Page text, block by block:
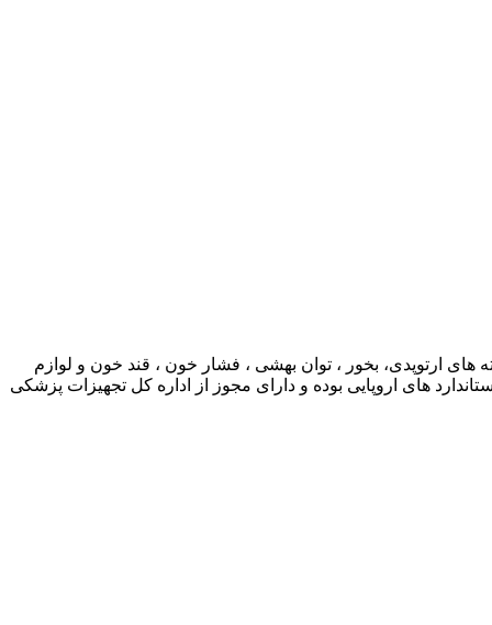
ارتوپدی، بخور ، توان بهشی ، فشار خون ، قند خون و لوازم
های اروپایی بوده و دارای مجوز از اداره کل تجهیزات پزشکی